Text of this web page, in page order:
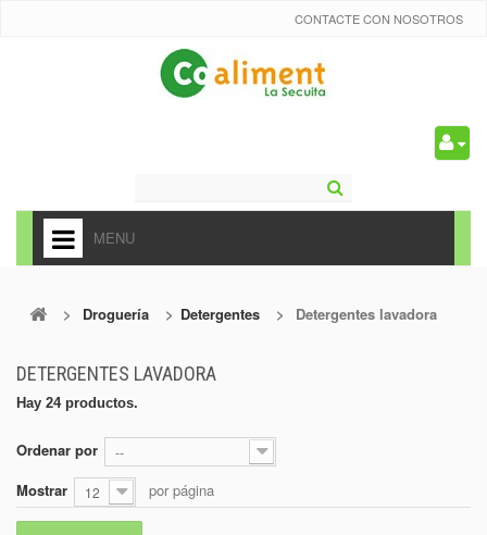
CONTACTE CON NOSOTROS
MENU
+
ALIMENTACIÓN
FRUTAS Y VEDURAS
REFRESCOS
CARNICERÍA Y CHARCUTERÍA
+
BEBIDAS
> Droguería > Detergentes > Detergentes lavadora
DETERGENTES LAVADORA
Hay 24 productos.
Ordenar por --
Mostrar 12 por página